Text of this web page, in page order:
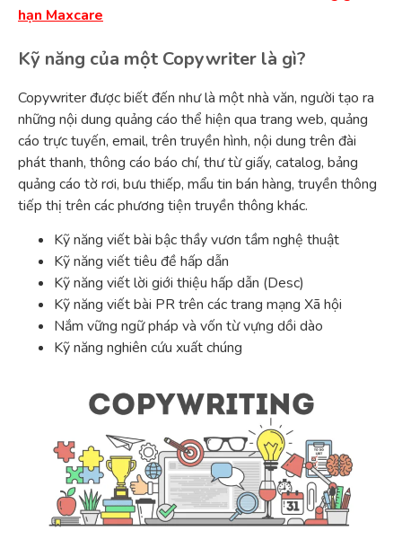
hạn Maxcare
Kỹ năng của một Copywriter là gì?
Copywriter được biết đến như là một nhà văn, người tạo ra
những nội dung quảng cáo thể hiện qua trang web, quảng
cáo trực tuyến, email, trên truyền hình, nội dung trên đài
phát thanh, thông cáo báo chí, thư từ giấy, catalog, bảng
quảng cáo tờ rơi, bưu thiếp, mẩu tin bán hàng, truyền thông
tiếp thị trên các phương tiện truyền thông khác.
Kỹ năng viết bài bậc thầy vươn tầm nghệ thuật
Kỹ năng viết tiêu đề hấp dẫn
Kỹ năng viết lời giới thiệu hấp dẫn (Desc)
Kỹ năng viết bài PR trên các trang mạng Xã hội
Nắm vững ngữ pháp và vốn từ vựng dồi dào
Kỹ năng nghiên cứu xuất chúng